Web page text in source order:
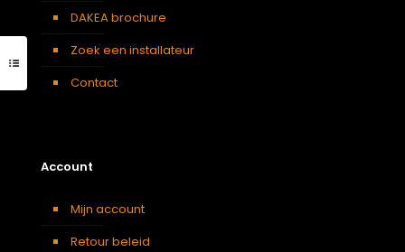
DAKEA brochure
Zoek een installateur
Contact
Account
Mijn account
Retour beleid